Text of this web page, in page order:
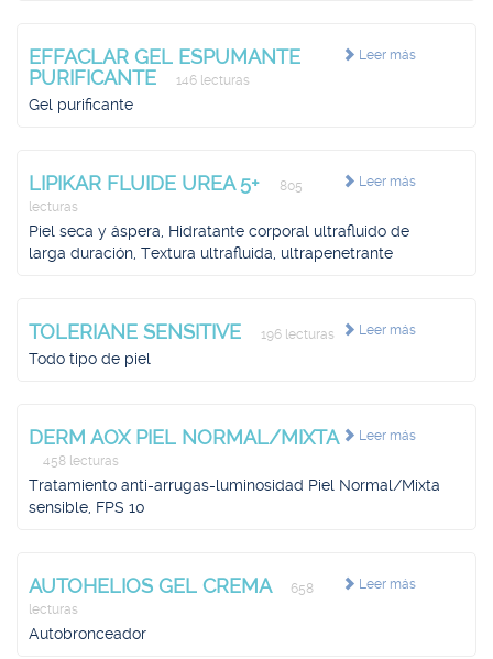
Leer más
EFFACLAR GEL ESPUMANTE
PURIFICANTE
146 lecturas
Gel purificante
Leer más
LIPIKAR FLUIDE UREA 5+
805
lecturas
Piel seca y áspera, Hidratante corporal ultrafluido de
larga duración, Textura ultrafluida, ultrapenetrante
Leer más
TOLERIANE SENSITIVE 196 lecturas
Todo tipo de piel
Leer más
DERM AOX PIEL NORMAL/MIXTA
458 lecturas
Tratamiento anti-arrugas-luminosidad Piel Normal/Mixta
sensible, FPS 10
Leer más
AUTOHELIOS GEL CREMA
658
lecturas
Autobronceador